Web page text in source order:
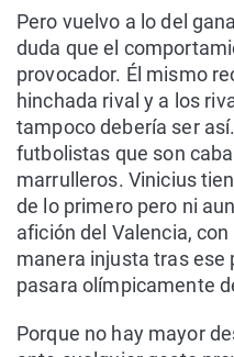
Pero vuelvo a lo del
duda que el
provocador. Él mismo
hinchada rival y a los
tampoco debería ser
futbolistas que son
marrulleros. Vinicius
de lo primero pero ni
afición del Valencia,
manera injusta tras ese
pasara olímpicamente
Porque no hay mayor